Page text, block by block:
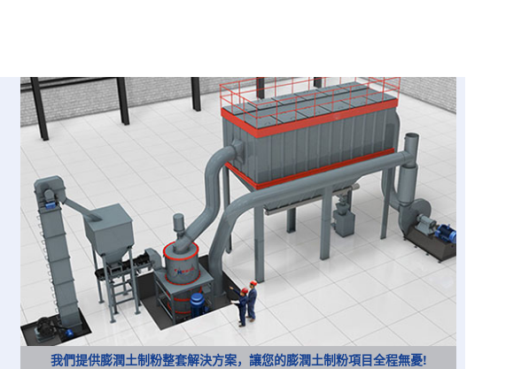
我們提供膨潤土制粉整套解決方案，讓您的膨潤土制粉項目全程無憂!